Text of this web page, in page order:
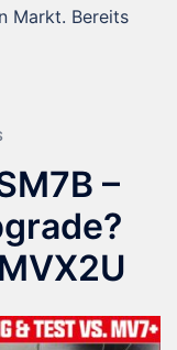
Markt. Bereits
–